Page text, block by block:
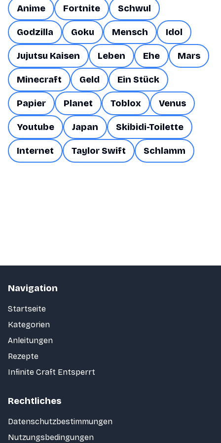
Anime Fortnite Schwul
Godzilla Goku Mensch Idol
Jujutsu Kaisen Leben Ehe Mars
Minecraft Geld Ein Stück
Papier Planet Toblox Venus
Youtube Japan Skibidi-Toilette
Internet Taylor Swift Schlamm
Navigation
Startseite
Kategorien
Anleitungen
Rezepte
Infinite Craft Entsperrt
Rechtliches
Datenschutzbestimmungen
Nutzungsbedingungen